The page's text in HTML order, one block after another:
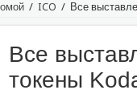
/ ICO / Все
Все
токены